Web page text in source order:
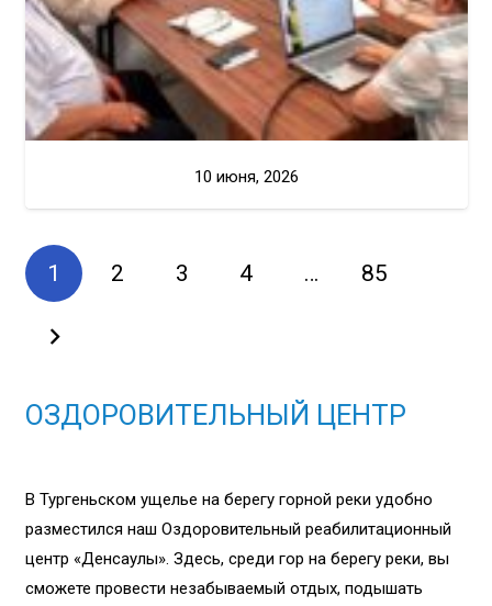
10 июня, 2026
1 2 3 4 … 85
ОЗДОРОВИТЕЛЬНЫЙ ЦЕНТР
В Тургеньском ущелье на берегу горной реки удобно
разместился наш Оздоровительный реабилитационный
центр «Денсаулық». Здесь, среди гор на берегу реки, вы
сможете провести незабываемый отдых, подышать